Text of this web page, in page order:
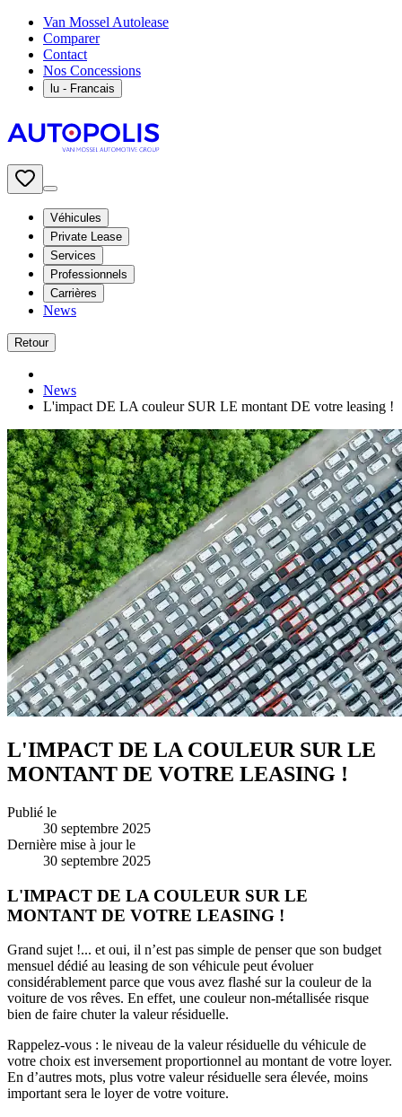
Van Mossel Autolease
Comparer
Contact
Nos Concessions
lu - Francais
Véhicules
Private Lease
Services
Professionnels
Carrières
News
Retour
News
L'impact DE LA couleur SUR LE montant DE votre leasing !
L'IMPACT DE LA COULEUR SUR LE
MONTANT DE VOTRE LEASING !
Publié le
30 septembre 2025
Dernière mise à jour le
30 septembre 2025
L'IMPACT DE LA COULEUR SUR LE
MONTANT DE VOTRE LEASING !
Grand sujet !... et oui, il n’est pas simple de penser que son budget
mensuel dédié au leasing de son véhicule peut évoluer
considérablement parce que vous avez flashé sur la couleur de la
voiture de vos rêves. En effet, une couleur non-métallisée risque
bien de faire chuter la valeur résiduelle.
Rappelez-vous : le niveau de la valeur résiduelle du véhicule de
votre choix est inversement proportionnel au montant de votre loyer.
En d’autres mots, plus votre valeur résiduelle sera élevée, moins
important sera le loyer de votre voiture.